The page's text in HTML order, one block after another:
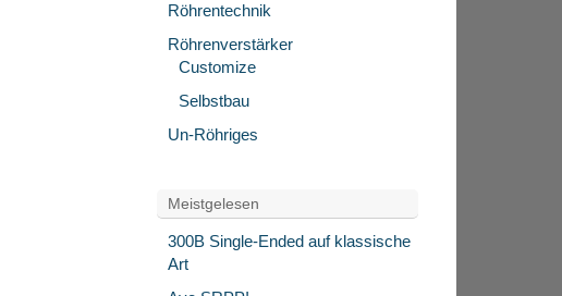
Röhrentechnik
Röhrenverstärker
Customize
Selbstbau
Un-Röhriges
Meistgelesen
300B Single-Ended auf klassische
Art